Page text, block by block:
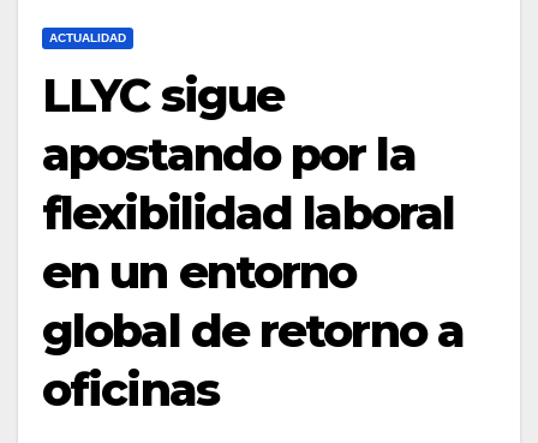
ACTUALIDAD
LLYC sigue
apostando por la
flexibilidad laboral
en un entorno
global de retorno a
oficinas